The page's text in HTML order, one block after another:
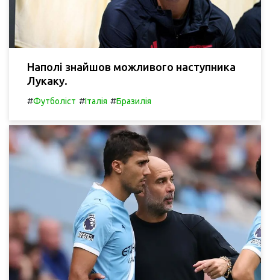
Наполі знайшов можливого наступника
Лукаку.
#Футболіст #Італія #Бразилія